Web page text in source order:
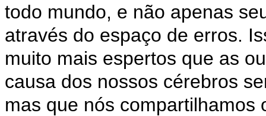
todo mundo, e não apenas
através do espaço de erros.
muito mais espertos que as
causa dos nossos cérebros
mas que nós